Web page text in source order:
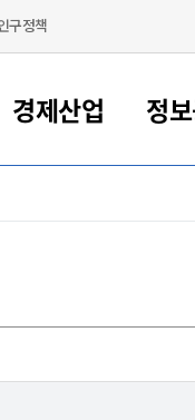
구정책
정/말소 등록
시외버스
경제산업
년센터/창업센터)
적경제지원센터
공장 검색
정
2024년
서별 팩스번호